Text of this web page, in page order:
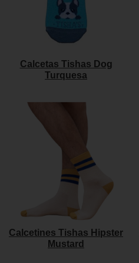
Calcetas Tishas Dog
Turquesa
Calcetines Tishas Hipster
Mustard